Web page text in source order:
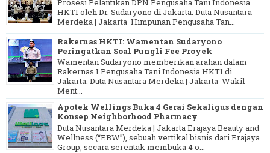
Prosesi Pelantikan DPN Pengusaha Tani Indonesia
HKTI oleh Dr. Sudaryono di Jakarta. Duta Nusantara
Merdeka | Jakarta Himpunan Pengusaha Tan...
Rakernas HKTI: Wamentan Sudaryono
Peringatkan Soal Pungli Fee Proyek
Wamentan Sudaryono memberikan arahan dalam
Rakernas I Pengusaha Tani Indonesia HKTI di
Jakarta. Duta Nusantara Merdeka | Jakarta Wakil
Ment...
Apotek Wellings Buka 4 Gerai Sekaligus dengan
Konsep Neighborhood Pharmacy
Duta Nusantara Merdeka | Jakarta Erajaya Beauty and
Wellness (“EBW”), sebuah vertikal bisnis dari Erajaya
Group, secara serentak membuka 4 o...